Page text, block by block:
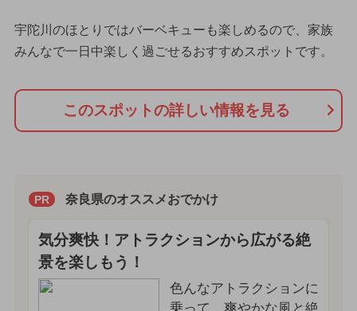
宇陀川のほとりではバーベキューも楽しめるので、家族
みんなで一日中楽しく過ごせるおすすめスポットです。
このスポットの詳しい情報を見る
PR 奈良県のオススメおでかけ
気分爽快！アトラクションから広がる絶
景を楽しもう！
色んなアトラクションに